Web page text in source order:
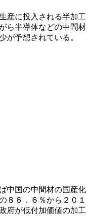
産に投入される半加工
ら半導体などの中間材
が予想されている。
中国の中間材の国産化
８６．６％から２０１
府が低付加価値の加工